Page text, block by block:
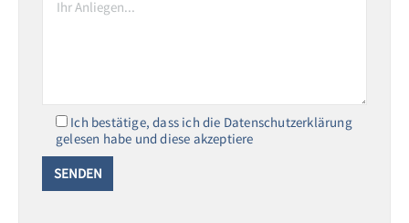
Ich bestätige, dass ich die Datenschutzerklärung
gelesen habe und diese akzeptiere